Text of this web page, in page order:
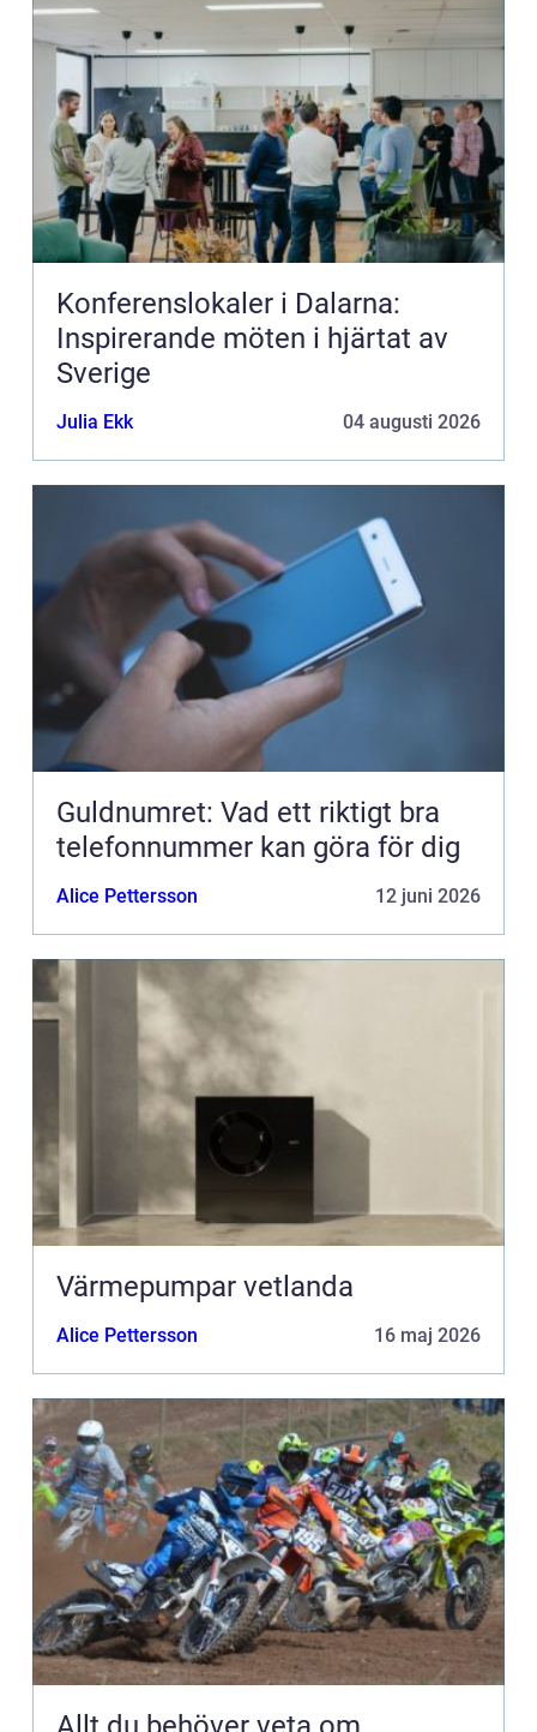
Konferenslokaler i Dalarna:
Inspirerande möten i hjärtat av
Sverige
Julia Ekk 04 augusti 2026
Guldnumret: Vad ett riktigt bra
telefonnummer kan göra för dig
Alice Pettersson 12 juni 2026
Värmepumpar vetlanda
Alice Pettersson 16 maj 2026